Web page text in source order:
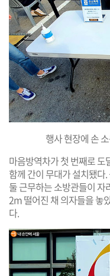
행사 현장에 손
마음방역차가 첫 번째로
함께 간이 무대가 설치됐다
둘 근무하는 소방관들이
2m 떨어진 채 의자들을 놓
다.